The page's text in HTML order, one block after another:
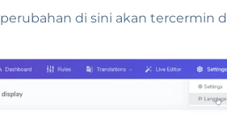
perubahan di sini akan tercermin